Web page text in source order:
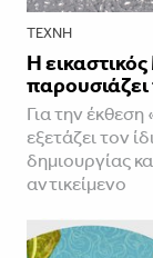
ΤΈΧΝΗ
Η
Για την
εξετάζει τον
δημιουργίας
αντικείμενο